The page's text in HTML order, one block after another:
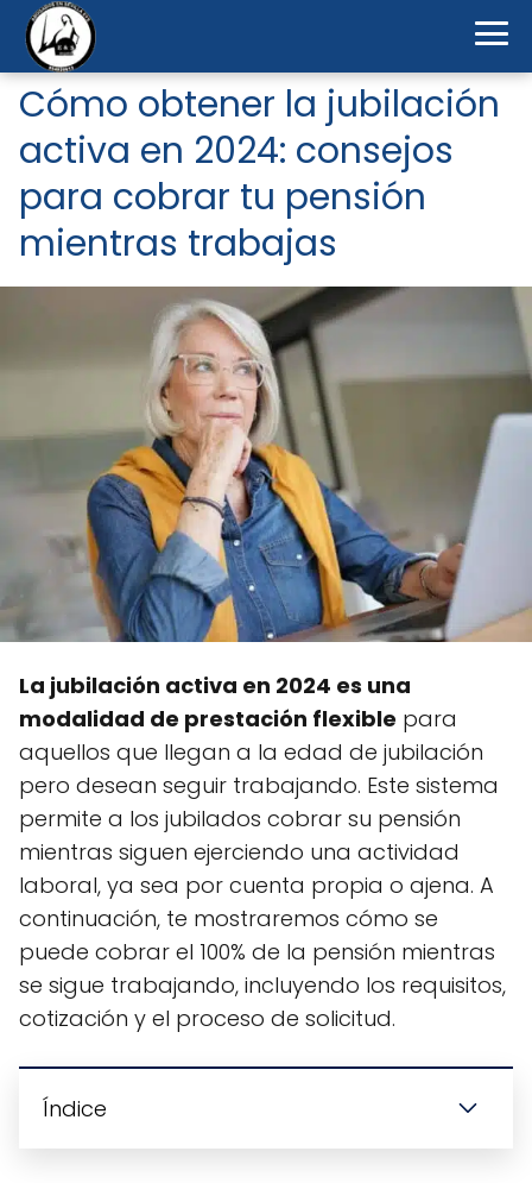
Cómo obtener la jubilación
activa en 2024: consejos
para cobrar tu pensión
mientras trabajas
La jubilación activa en 2024 es una
modalidad de prestación flexible para
aquellos que llegan a la edad de jubilación
pero desean seguir trabajando. Este sistema
permite a los jubilados cobrar su pensión
mientras siguen ejerciendo una actividad
laboral, ya sea por cuenta propia o ajena. A
continuación, te mostraremos cómo se
puede cobrar el 100% de la pensión mientras
se sigue trabajando, incluyendo los requisitos,
cotización y el proceso de solicitud.
Índice